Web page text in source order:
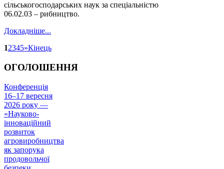
сільськогосподарських наук за спеціальністю
06.02.03 – рибництво.
Докладніше...
12345»Кінець
ОГОЛОШЕННЯ
Конференція
16–17 вересня
2026 року —
«Науково-
інноваційний
розвиток
агровиробництва
як запорука
продовольчої